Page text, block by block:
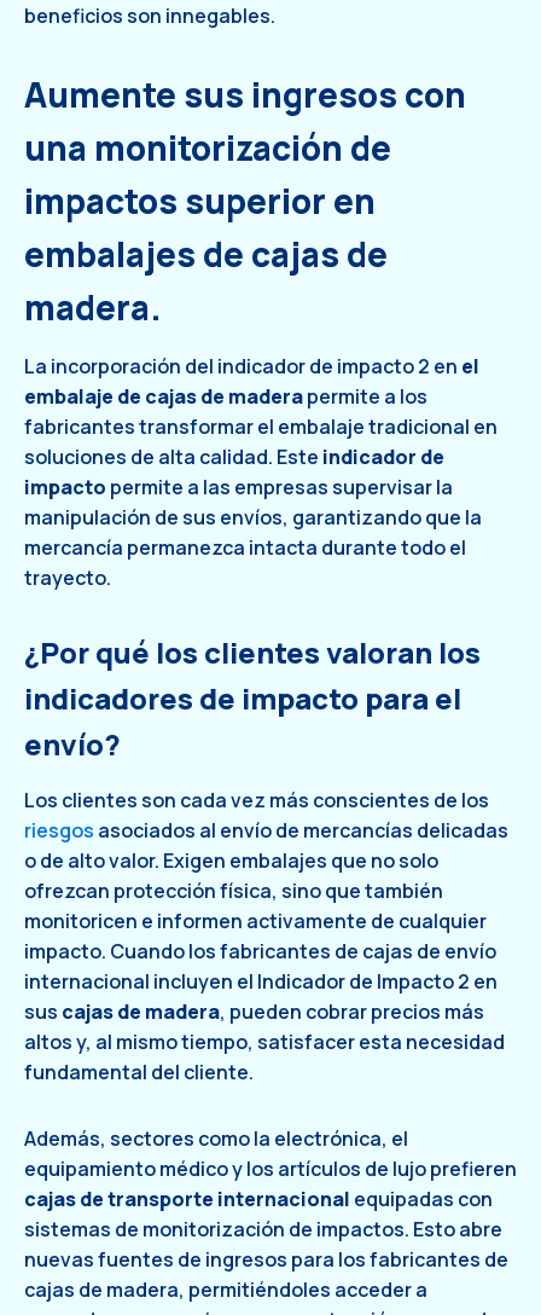
beneficios son innegables.
Aumente sus ingresos con
una monitorización de
impactos superior en
embalajes de cajas de
madera.
La incorporación del indicador de impacto 2 en el
embalaje de cajas de maderapermite a los
fabricantes transformar el embalaje tradicional en
soluciones de alta calidad. Este indicador de
impacto permite a las empresas supervisar la
manipulación de sus envíos, garantizando que la
mercancía permanezca intacta durante todo el
trayecto.
¿Por qué los clientes valoran los
indicadores de impacto para el
envío?
Los clientes son cada vez más conscientes de los
riesgos asociados al envío de mercancías delicadas
o de alto valor. Exigen embalajes que no solo
ofrezcan protección física, sino que también
monitoricen e informen activamente de cualquier
impacto. Cuando los fabricantes de cajas de envío
internacional incluyen el Indicador de Impacto 2 en
sus cajas de madera, pueden cobrar precios más
altos y, al mismo tiempo, satisfacer esta necesidad
fundamental del cliente.
Además, sectores como la electrónica, el
equipamiento médico y los artículos de lujo prefieren
cajas de transporte internacional equipadas con
sistemas de monitorización de impactos. Esto abre
nuevas fuentes de ingresos para los fabricantes de
cajas de madera, permitiéndoles acceder a